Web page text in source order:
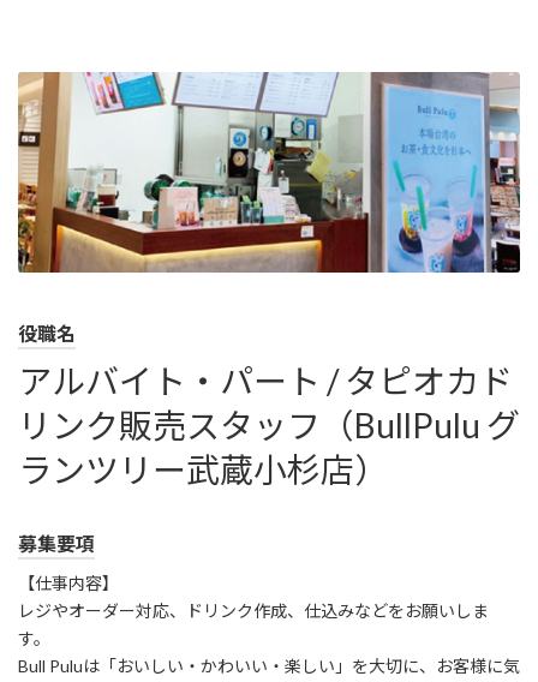
役職名
アルバイト・パート / タピオカド
リンク販売スタッフ（BullPulu グ
ランツリー武蔵小杉店）
募集要項
【仕事内容】
レジやオーダー対応、ドリンク作成、仕込みなどをお願いしま
す。
Bull Puluは「おいしい・かわいい・楽しい」を大切に、お客様に気